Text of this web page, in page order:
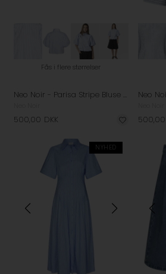
Fås i flere størrelser
Neo Noir - Parisa Stripe Bluse - Light Blue
500,00 DKK 500,00
NYHED